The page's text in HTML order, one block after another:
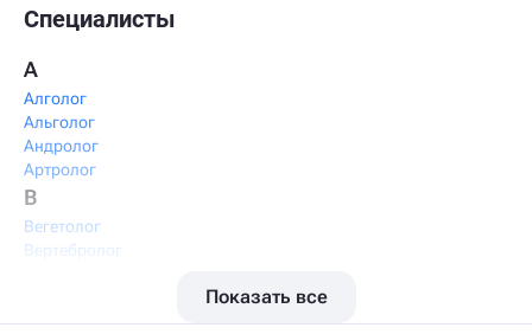
Специалисты
А
Алголог
Альголог
Андролог
Артролог
В
Вегетолог
Вертебролог
Висцеральный массажист
Показать все